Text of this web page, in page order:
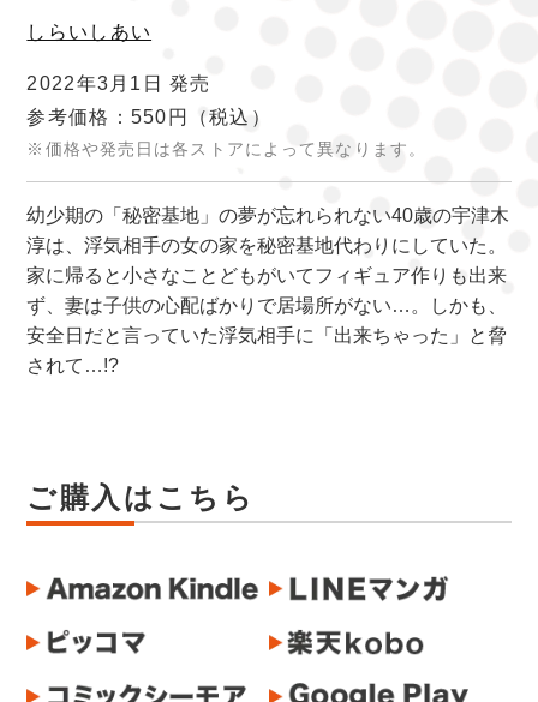
しらいしあい
2022年3月1日 発売
参考価格：550円
（税込）
※価格や発売日は各ストアによって異なります。
幼少期の「秘密基地」の夢が忘れられない40歳の宇津木
淳は、浮気相手の女の家を秘密基地代わりにしていた。
家に帰ると小さなことどもがいてフィギュア作りも出来
ず、妻は子供の心配ばかりで居場所がない…。しかも、
安全日だと言っていた浮気相手に「出来ちゃった」と脅
されて…!?
ご購入はこちら